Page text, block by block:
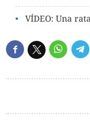
VÍDEO: Una